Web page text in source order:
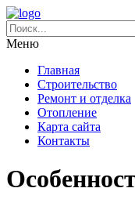
Меню
Главная
Строительство
Ремонт и отделка
Отопление
Карта сайта
Контакты